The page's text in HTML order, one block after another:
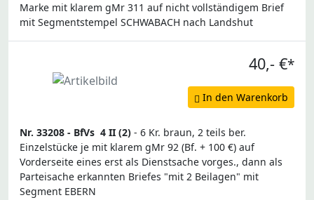
Marke mit klarem gMr 311 auf nicht vollständigem Brief
mit Segmentstempel SCHWABACH nach Landshut
40,- €*
In den Warenkorb
Nr. 33208 - BfVs 4 II (2) - 6 Kr. braun, 2 teils ber.
Einzelstücke je mit klarem gMr 92 (Bf. + 100 €) auf
Vorderseite eines erst als Dienstsache vorges., dann als
Parteisache erkannten Briefes "mit 2 Beilagen" mit
Segment EBERN